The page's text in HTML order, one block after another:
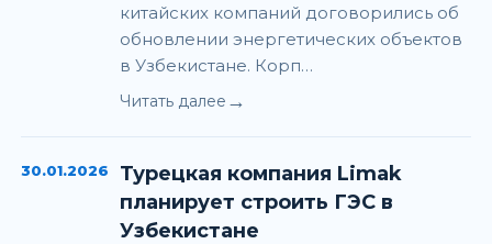
китайских компаний договорились об
обновлении энергетических объектов
в Узбекистане. Корп…
Читать далее →
30.01.2026
Турецкая компания Limak
планирует строить ГЭС в
Узбекистане